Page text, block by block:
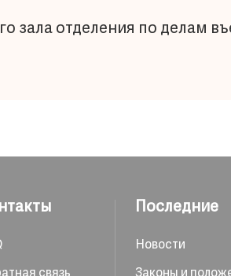
отделения по делам
Последние
Новости